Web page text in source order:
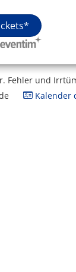
Fehler und
Kalender